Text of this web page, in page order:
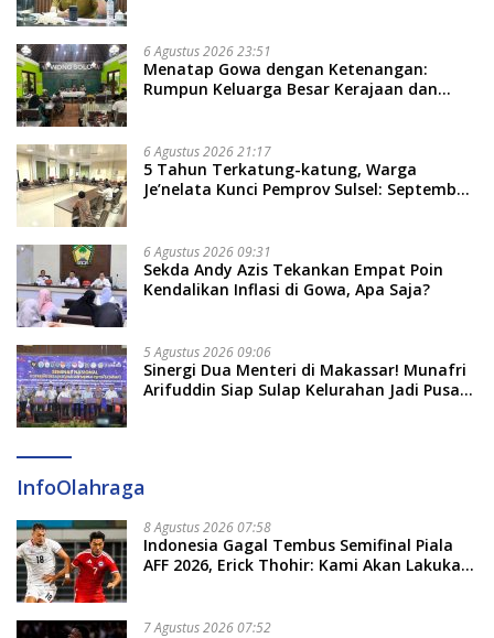
6 Agustus 2026 23:51
Menatap Gowa dengan Ketenangan:
Rumpun Keluarga Besar Kerajaan dan
Soal Adat dan Adab
6 Agustus 2026 21:17
5 Tahun Terkatung-katung, Warga
Je’nelata Kunci Pemprov Sulsel: September
6 Agustus 2026 09:31
Sekda Andy Azis Tekankan Empat Poin
Kendalikan Inflasi di Gowa, Apa Saja?
5 Agustus 2026 09:06
Sinergi Dua Menteri di Makassar! Munafri
Arifuddin Siap Sulap Kelurahan Jadi Pusat
InfoOlahraga
8 Agustus 2026 07:58
Indonesia Gagal Tembus Semifinal Piala
AFF 2026, Erick Thohir: Kami Akan Lakukan
7 Agustus 2026 07:52